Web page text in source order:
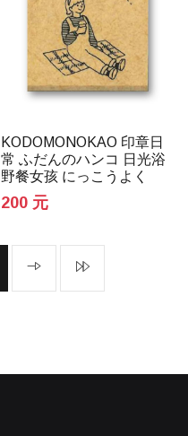
KODOMONOKAO 印章日
常 ふだんのハンコ 日光浴
野餐女孩 にっこうよく
200 元